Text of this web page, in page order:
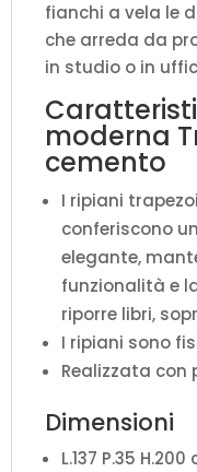
fianchi a vela le
che arreda da
in studio o in
moderna
cemento
I ripiani
conferiscono
elegante,
funzionalità e
riporre libri,
I ripiani sono
Realizzata con
Dimensioni
L.137 P.35 H.200